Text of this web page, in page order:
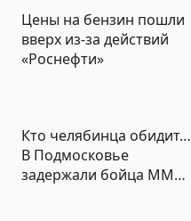
Цены на бензин пошли
вверх из-за действий
«Роснефти»
Кто челябинца обидит…
В Подмосковье
задержали бойца ММА